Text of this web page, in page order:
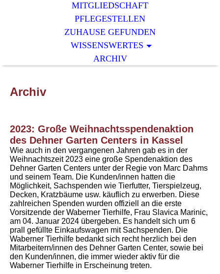
MITGLIEDSCHAFT
PFLEGESTELLEN
ZUHAUSE GEFUNDEN
WISSENSWERTES
ARCHIV
Archiv
2023: Große Weihnachtsspendenaktion
des Dehner Garten Centers in Kassel
Wie auch in den vergangenen Jahren gab es in der
Weihnachtszeit 2023 eine große Spendenaktion des
Dehner Garten Centers unter der Regie von Marc Dahms
und seinem Team. Die Kunden/innen hatten die
Möglichkeit, Sachspenden wie Tierfutter, Tierspielzeug,
Decken, Kratzbäume usw. käuflich zu erwerben. Diese
zahlreichen Spenden wurden offiziell an die erste
Vorsitzende der Waberner Tierhilfe, Frau Slavica Marinic,
am 04. Januar 2024 übergeben. Es handelt sich um 6
prall gefüllte Einkaufswagen mit Sachspenden. Die
Waberner Tierhilfe bedankt sich recht herzlich bei den
Mitarbeitern/innen des Dehner Garten Center, sowie bei
den Kunden/innen, die immer wieder aktiv für die
Waberner Tierhilfe in Erscheinung treten.